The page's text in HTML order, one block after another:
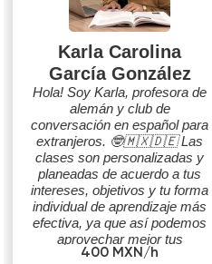
Karla Carolina
García González
Hola! Soy Karla, profesora de
alemán y club de
conversación en español para
extranjeros. 🤓🇲🇽🇩🇪 Las
clases son personalizadas y
planeadas de acuerdo a tus
intereses, objetivos y tu forma
individual de aprendizaje más
efectiva, ya que así podemos
aprovechar mejor tus
habilidades. Edad mínima: 16
400 MXN/h